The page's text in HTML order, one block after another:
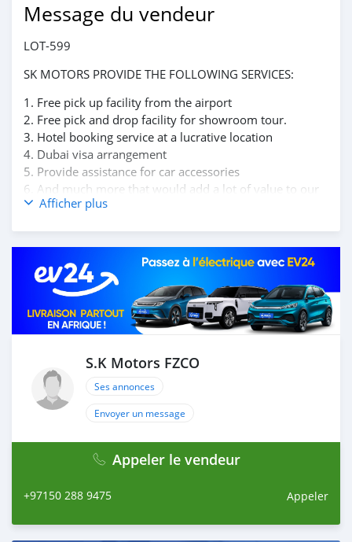
Message du vendeur
LOT-599
SK MOTORS PROVIDE THE FOLLOWING SERVICES:
1. Free pick up facility from the airport
2. Free pick and drop facility for showroom tour.
3. Hotel booking service at a lucrative location
4. Dubai visa arrangement
5. Provide assistance for car accessories
6. And much more that would add a lot of value to our
customer care section.
We have a specialized sales team that guides our clients
throughout with quality & professional services.
We believe in long term relationship with our clients,
because SK Motors cares.
Afficher plus
S.K Motors FZCO
Ses annonces
Envoyer un message
Appeler le vendeur
+97150 288 9475 Appeler